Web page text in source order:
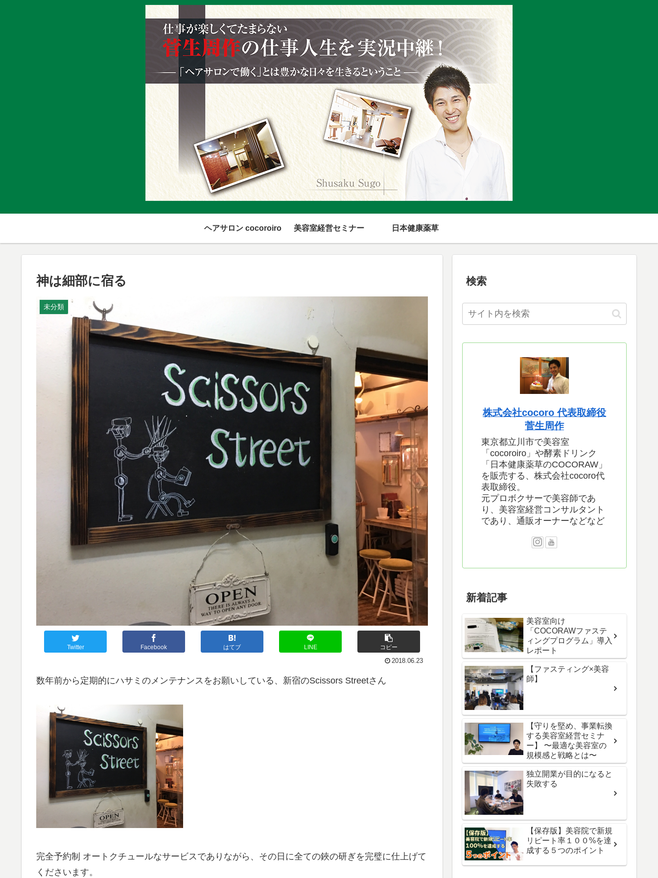
ヘアサロン cocoroiro 美容室経営セミナー 日本健康薬草
神は細部に宿る
未分類
Twitter Facebook はてブ LINE コピー
2018.06.23
数年前から定期的にハサミのメンテナンスをお願いしている、新宿のScissors Streetさん
完全予約制 オートクチュールなサービスでありながら、その日に全ての鋏の研ぎを完璧に仕上げて
くださいます。
検索
株式会社cocoro 代表取締役
菅生周作
東京都立川市で美容室
「cocoroiro」や酵素ドリンク
「日本健康薬草のCOCORAW」
を販売する、株式会社cocoro代
表取締役。
元プロボクサーで美容師であ
り、美容室経営コンサルタント
であり、通販オーナーなどなど
新着記事
美容室向け
「COCORAWファステ
ィングプログラム」導入
レポート
【ファスティング×美容
師】
【守りを堅め、事業転換
する美容室経営セミナ
ー】 〜最適な美容室の
規模感と戦略とは〜
独立開業が目的になると
失敗する
【保存版】美容院で新規
リピート率１００%を達
成する５つのポイント